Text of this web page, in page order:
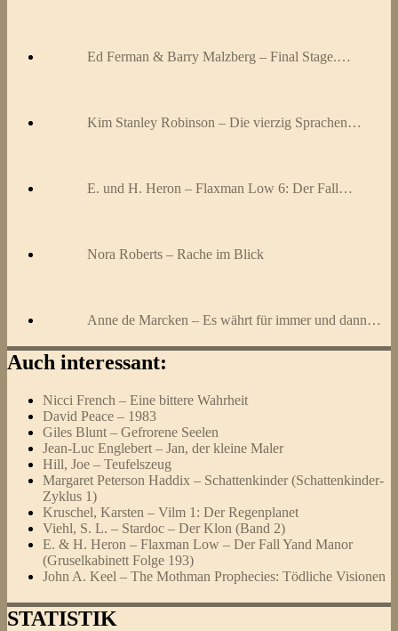
Ed Ferman & Barry Malzberg – Final Stage.…
Kim Stanley Robinson – Die vierzig Sprachen…
E. und H. Heron – Flaxman Low 6: Der Fall…
Nora Roberts – Rache im Blick
Anne de Marcken – Es währt für immer und dann…
Auch interessant:
Nicci French – Eine bittere Wahrheit
David Peace – 1983
Giles Blunt – Gefrorene Seelen
Jean-Luc Englebert – Jan, der kleine Maler
Hill, Joe – Teufelszeug
Margaret Peterson Haddix – Schattenkinder (Schattenkinder-
Zyklus 1)
Kruschel, Karsten – Vilm 1: Der Regenplanet
Viehl, S. L. – Stardoc – Der Klon (Band 2)
E. & H. Heron – Flaxman Low – Der Fall Yand Manor
(Gruselkabinett Folge 193)
John A. Keel – The Mothman Prophecies: Tödliche Visionen
STATISTIK